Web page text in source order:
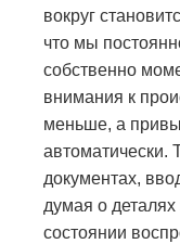
вокруг
что мы
собственно
внимания к
меньше, а
автоматически.
документах,
думая о деталях
состоянии